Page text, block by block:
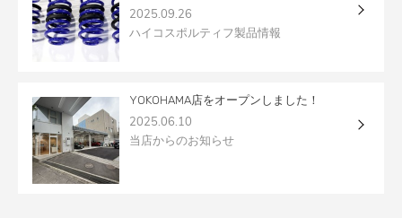
2025.09.26
ハイコスポルティフ製品情報
YOKOHAMA店をオープンしました！
2025.06.10
当店からのお知らせ